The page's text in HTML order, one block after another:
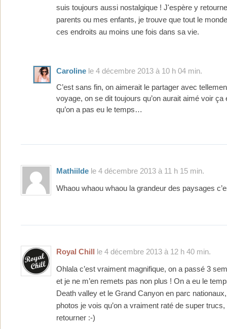
suis toujours aussi nostalgique ! J'espère y
parents ou mes enfants, je trouve que tout le
ces endroits au moins une fois dans sa vie.
Caroline le 4 décembre 2013 à 10 h 04 min.
C’est sans fin, on aimerait le partager avec
voyage, on se dit toujours qu’on aurait aimé voir ça
qu’on a pas eu le temps…
Mathiilde le 4 décembre 2013 à 11 h 15 min.
Whaou whaou whaou la grandeur des paysages
Royal Chill le 4 décembre 2013 à 12 h 40 min.
Ohlala c’est vraiment magnifique, on a passé 3
et je ne m’en remets pas non plus ! On a eu le
Death valley et le Grand Canyon en parc
photos je vois qu’on a vraiment raté de super trucs,
retourner :-)